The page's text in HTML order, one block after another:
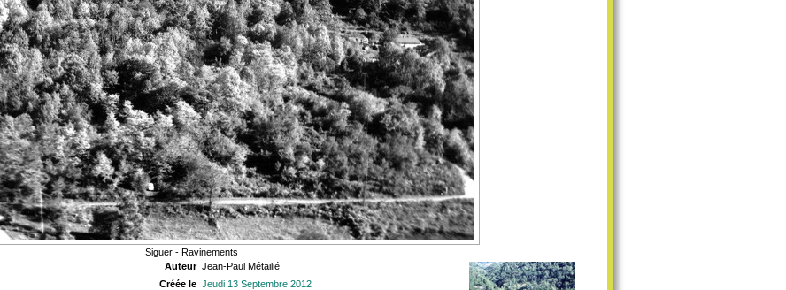
Siguer - Ravinements
Auteur Jean-Paul Métailié
Créée le Jeudi 13 Septembre 2012